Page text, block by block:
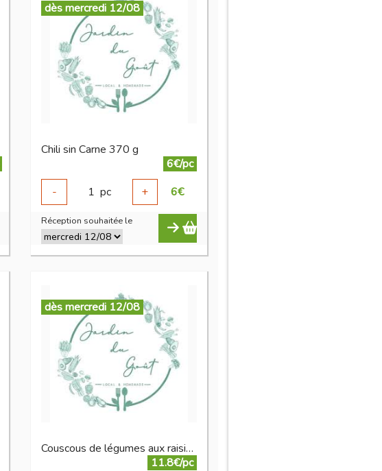
dès mercredi 12/08
Chili sin Carne 370 g
6€/pc
-
1 pc + 6€
Réception souhaitée le
dès mercredi 12/08
Couscous de légumes aux raisins sec 800 g
11.8€/pc